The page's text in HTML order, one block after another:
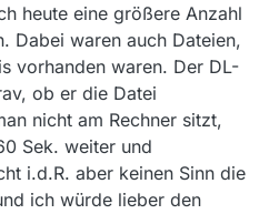
heute eine größere Anzahl
Dabei waren auch Dateien,
vorhanden waren. Der DL-
ob er die Datei
nicht am Rechner sitzt,
Sek. weiter und
i.d.R. aber keinen Sinn die
ich würde lieber den